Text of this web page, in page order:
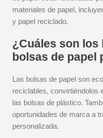
materiales de papel,
y papel reciclado.
¿Cuáles son
bolsas de papel
Las bolsas de papel son
reciclables, convirtiéndolos
las bolsas de plástico.
oportunidades de marca a
personalizada.